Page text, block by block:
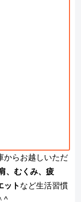
からお越しいただ
、むくみ、疲
ット など生活習慣
^